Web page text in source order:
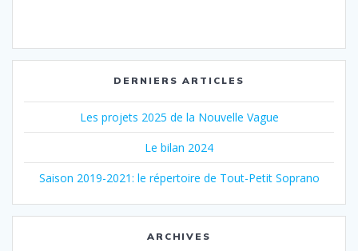
DERNIERS ARTICLES
Les projets 2025 de la Nouvelle Vague
Le bilan 2024
Saison 2019-2021: le répertoire de Tout-Petit Soprano
ARCHIVES